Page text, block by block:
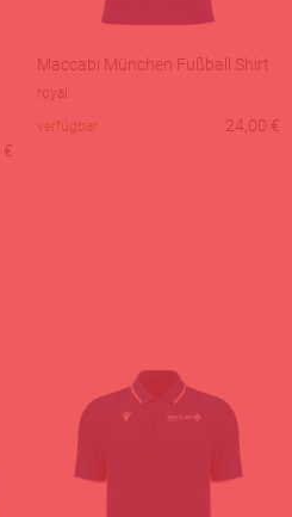
€
Maccabi München Fußball Shirt
royal
verfügbar
24,00 €